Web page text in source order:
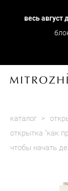
весь август
каталог >
открытка "как
чтобы начать